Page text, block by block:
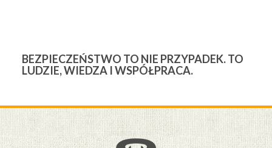
BEZPIECZEŃSTWO TO NIE PRZYPADEK. TO
LUDZIE, WIEDZA I WSPÓŁPRACA.